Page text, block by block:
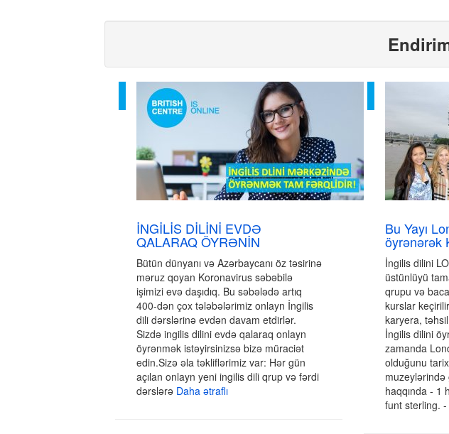
İNGİLİS DİLİNİ EVDƏ
QALARAQ ÖYRƏNİN
Bütün dünyanı və Azərbaycanı öz təsirinə
məruz qoyan Koronavirus səbəbilə
işimizi evə daşıdıq. Bu səbələdə artıq
400-dən çox tələbələrimiz onlayn İngilis
dili dərslərinə evdən davam etdirlər.
Sizdə ingilis dilini evdə qalaraq onlayn
öyrənmək istəyirsinizsə bizə müraciət
edin.Sizə əla təkliflərimiz var: Hər gün
açılan onlayn yeni ingilis dili qrup və fərdi
dərslərə Daha ətraflı
Bu Yayı
öyrənərək
İngilis dilini
üstünlüyü
qrupu və
kurslar
karyera,
İngilis dilini
zamanda
olduğunu
haqqında - 1
funt sterling.